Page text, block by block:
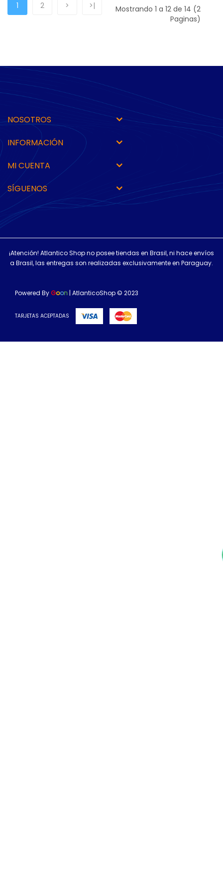
1 2 > >|
Mostrando 1 a 12 de 14 (2
Paginas)
NOSOTROS
INFORMACIÓN
MI CUENTA
SÍGUENOS
¡Atención! Atlantico Shop no posee tiendas en Brasil, ni hace envíos
a Brasil, las entregas son realizadas exclusivamente en Paraguay.
Powered By Goon | AtlanticoShop © 2023
TARJETAS ACEPTADAS